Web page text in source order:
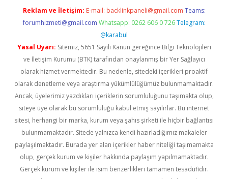
Reklam ve İletişim: E-mail: backlinkpaneli@gmail.com Teams:
forumhizmeti@gmail.com Whatsapp: 0262 606 0 726 Telegram:
@karabul
Yasal Uyarı: Sitemiz, 5651 Sayılı Kanun gereğince Bilgi Teknolojileri
ve İletişim Kurumu (BTK) tarafından onaylanmış bir Yer Sağlayıcı
olarak hizmet vermektedir. Bu nedenle, sitedeki içerikleri proaktif
olarak denetleme veya araştırma yükümlülüğümüz bulunmamaktadır.
Ancak, üyelerimiz yazdıkları içeriklerin sorumluluğunu taşımakta olup,
siteye üye olarak bu sorumluluğu kabul etmiş sayılırlar. Bu internet
sitesi, herhangi bir marka, kurum veya şahıs şirketi ile hiçbir bağlantısı
bulunmamaktadır. Sitede yalnızca kendi hazırladığımız makaleler
paylaşılmaktadır. Burada yer alan içerikler haber niteliği taşımamakta
olup, gerçek kurum ve kişiler hakkında paylaşım yapılmamaktadır.
Gerçek kurum ve kişiler ile isim benzerlikleri tamamen tesadüfidir.